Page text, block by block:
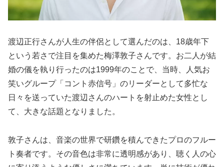
渡辺正行さんが人生の伴侶として選んだのは、18歳年下
という若さで注目を集めた梅澤敦子さんです。お二人が結
婚の儀を執り行ったのは1999年のことで、当時、人気お
笑いグループ「コント赤信号」のリーダーとして多忙な
日々を送っていた渡辺さんのハートを射止めた女性とし
て、大きな話題となりました。
敦子さんは、音楽の世界で研鑽を積んできたプロのフルー
ト奏者です。その音色は非常に透明感があり、聴く人の心